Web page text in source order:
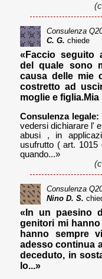
Consulenza
C. G. chiede
«Faccio seguito
del quale sono
causa delle mie
costretto ad
moglie e
Consulenza legale:
vedersi dichiarare l'
abusi , in
usufrutto ( art.
quando...»
Consulenza
Nino D. S.
«In un paesino
genitori mi
hanno sempre
adesso continua
deceduto, in
lo...»